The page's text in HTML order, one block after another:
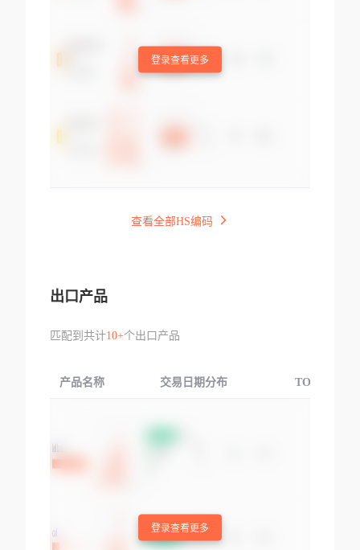
登录查看更多
查看全部HS编码
出口产品
匹配到共计10+个出口产品
产品名称 交易日期分布 TOP3交易国
登录查看更多